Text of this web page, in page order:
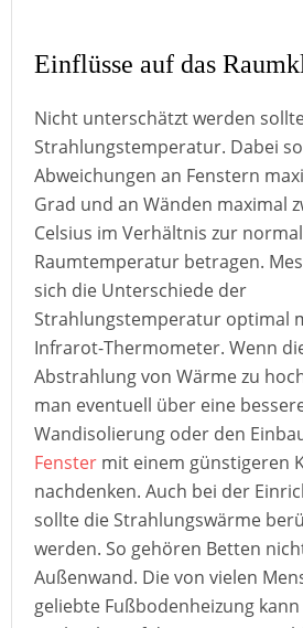
Einflüsse auf das
Nicht unterschätzt werden
Strahlungstemperatur. Dabei
Abweichungen an Fenstern
Grad und an Wänden maximal
Celsius im Verhältnis zur
Raumtemperatur betragen.
sich die Unterschiede der
Strahlungstemperatur optimal
Infrarot-Thermometer. Wenn
Abstrahlung von Wärme zu
man eventuell über eine
Wandisolierung oder den
Fenster mit einem günstigeren
nachdenken. Auch bei der
sollte die Strahlungswärme
werden. So gehören Betten
Außenwand. Die von vielen
geliebte Fußbodenheizung